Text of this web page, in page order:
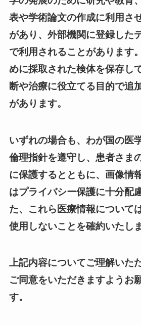
表や学術論文の作成に利用さ
があり、外部機関に登録した
で利用されることがあります
めに採取された検体を保存し
断や治療に役立てる目的で追
があります。
いずれの場合も、わが国の医
倫理指針を遵守し、患者さま
に保護するとともに、画像情
はプライバシー保護に十分配
た、これら医療情報について
使用しないことを確約いたしま
上記内容についてご理解いた
ご同意をいただきますようお
す。